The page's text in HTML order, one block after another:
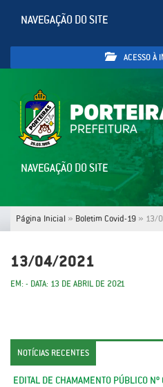
NAVEGAÇÃO DO SITE
ACESSO À
NAVEGAÇÃO DO SITE
Página Inicial » Boletim Covid-19 » 13/
13/04/2021
EM: - DATA: 13 DE ABRIL DE 2021
NOTÍCIAS RECENTES
EDITAL DE CHAMAMENTO